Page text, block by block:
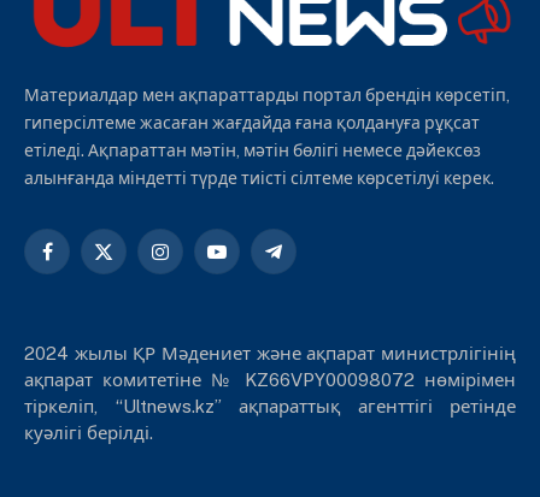
Материалдар мен ақпараттарды портал брендін көрсетіп,
гиперсілтеме жасаған жағдайда ғана қолдануға рұқсат
етіледі. Ақпараттан мәтін, мәтін бөлігі немесе дәйексөз
алынғанда міндетті түрде тиісті сілтеме көрсетілуі керек.
Facebook
X
InstagramYouTubeTelegram
2024 жылы ҚР Мәдениет және ақпарат министрлігінің
ақпарат комитетіне № KZ66VPY00098072 нөмірімен
тіркеліп, “Ultnews.kz” ақпараттық агенттігі ретінде
куәлігі берілді.